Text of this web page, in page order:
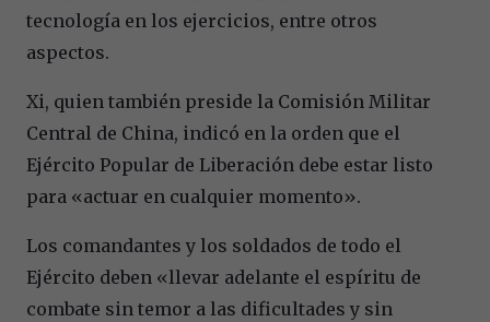
tecnología en los ejercicios, entre otros
aspectos.
Xi, quien también preside la Comisión Militar
Central de China, indicó en la orden que el
Ejército Popular de Liberación debe estar listo
para «actuar en cualquier momento».
Los comandantes y los soldados de todo el
Ejército deben «llevar adelante el espíritu de
combate sin temor a las dificultades y sin